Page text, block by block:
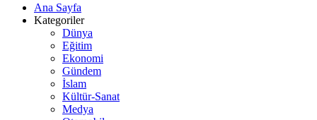
Ana Sayfa
Kategoriler
Dünya
Eğitim
Ekonomi
Gündem
İslam
Kültür-Sanat
Medya